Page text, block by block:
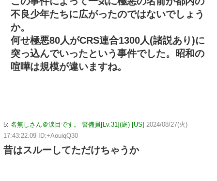
不良少年たちに広がったのではないでしょう
か。
何せ極悪80人がCRS連合1300人(諸説あり)に
突っ込んでいったという事件でした。昭和の
喧嘩は規模が違いますね。
5: 名無しさん＠涙目です。 警備員[Lv.31](庭) [US] 2024/08/27(火)
17:43:22.09 ID:+AouiqQ30
昔はスルーしてただけちゃうか